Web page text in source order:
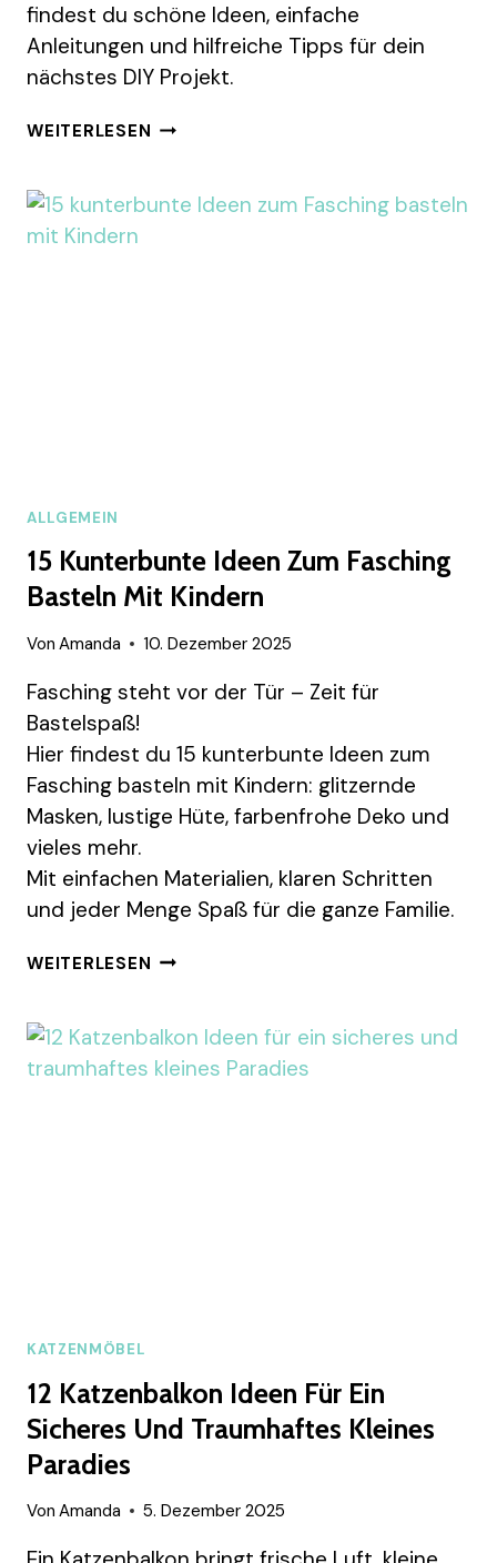
findest du schöne Ideen, einfache
Anleitungen und hilfreiche Tipps für dein
nächstes DIY Projekt.
WEITERLESEN 10
HÄKELN
ALLGEMEIN
15 Kunterbunte Ideen Zum Fasching
Basteln Mit Kindern
Von Amanda 10. Dezember 2025
Fasching steht vor der Tür – Zeit für
Bastelspaß!
Hier findest du 15 kunterbunte Ideen zum
Fasching basteln mit Kindern: glitzernde
Masken, lustige Hüte, farbenfrohe Deko und
vieles mehr.
Mit einfachen Materialien, klaren Schritten
und jeder Menge Spaß für die ganze Familie.
WEITERLESEN 15
ZUM
FASCHING
BASTELN
KATZENMÖBEL
12 Katzenbalkon Ideen Für Ein
Sicheres Und Traumhaftes Kleines
Paradies
Von Amanda 5. Dezember 2025